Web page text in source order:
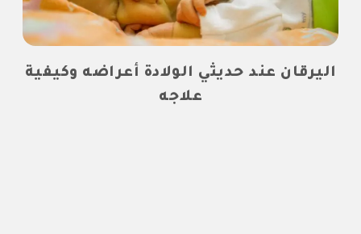
اليرقان عند حديثي الولادة أعراضه وكيفية
علاجه